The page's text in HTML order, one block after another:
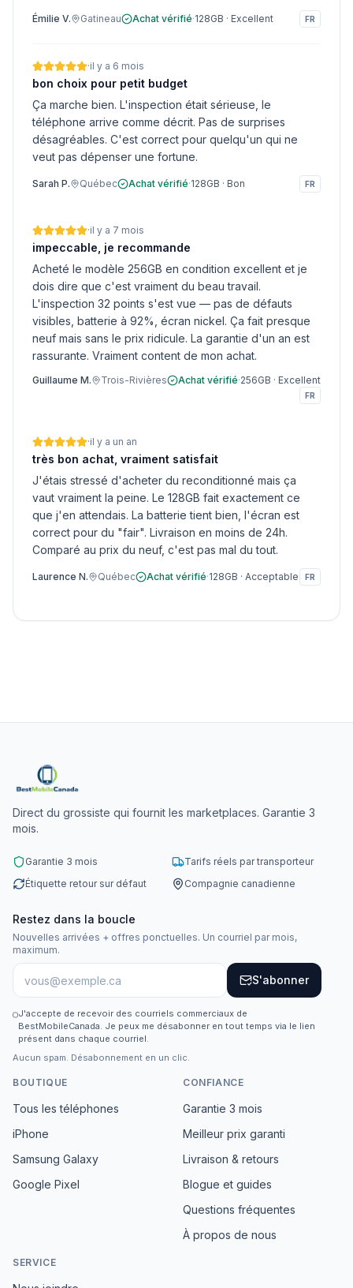
Émilie V. Gatineau Achat vérifié·128GB · Excellent FR
·il y a 6 mois
bon choix pour petit budget
Ça marche bien. L'inspection était sérieuse, le
téléphone arrive comme décrit. Pas de surprises
désagréables. C'est correct pour quelqu'un qui ne
veut pas dépenser une fortune.
Sarah P. Québec Achat vérifié·128GB · Bon FR
·il y a 7 mois
impeccable, je recommande
Acheté le modèle 256GB en condition excellent et je
dois dire que c'est vraiment du beau travail.
L'inspection 32 points s'est vue — pas de défauts
visibles, batterie à 92%, écran nickel. Ça fait presque
neuf mais sans le prix ridicule. La garantie d'un an est
rassurante. Vraiment content de mon achat.
Guillaume M. Trois-Rivières Achat vérifié·256GB · Excellent
FR
·il y a un an
très bon achat, vraiment satisfait
J'étais stressé d'acheter du reconditionné mais ça
vaut vraiment la peine. Le 128GB fait exactement ce
que j'en attendais. La batterie tient bien, l'écran est
correct pour du "fair". Livraison en moins de 24h.
Comparé au prix du neuf, c'est pas mal du tout.
Laurence N. Québec Achat vérifié·128GB · Acceptable FR
Direct du grossiste qui fournit les marketplaces. Garantie 3
mois.
Garantie 3 mois
Tarifs réels par transporteur
Étiquette retour sur défaut
Compagnie canadienne
Restez dans la boucle
Nouvelles arrivées + offres ponctuelles. Un courriel par mois,
maximum.
S'abonner
J'accepte de recevoir des courriels commerciaux de
BestMobileCanada. Je peux me désabonner en tout temps via le lien
présent dans chaque courriel.
Aucun spam. Désabonnement en un clic.
BOUTIQUE
Tous les téléphones
iPhone
Samsung Galaxy
Google Pixel
CONFIANCE
Garantie 3 mois
Meilleur prix garanti
Livraison & retours
Blogue et guides
Questions fréquentes
À propos de nous
SERVICE